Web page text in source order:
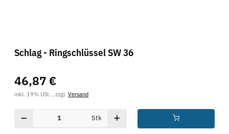
Schlag - Ringschlüssel SW 36
46,87 €
inkl. 19% USt. , zzgl. Versand
Stk